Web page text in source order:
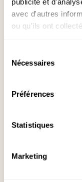
avec d'autres
ou qu'ils ont
Nécessaires
Préférences
Statistiques
Marketing
Halles